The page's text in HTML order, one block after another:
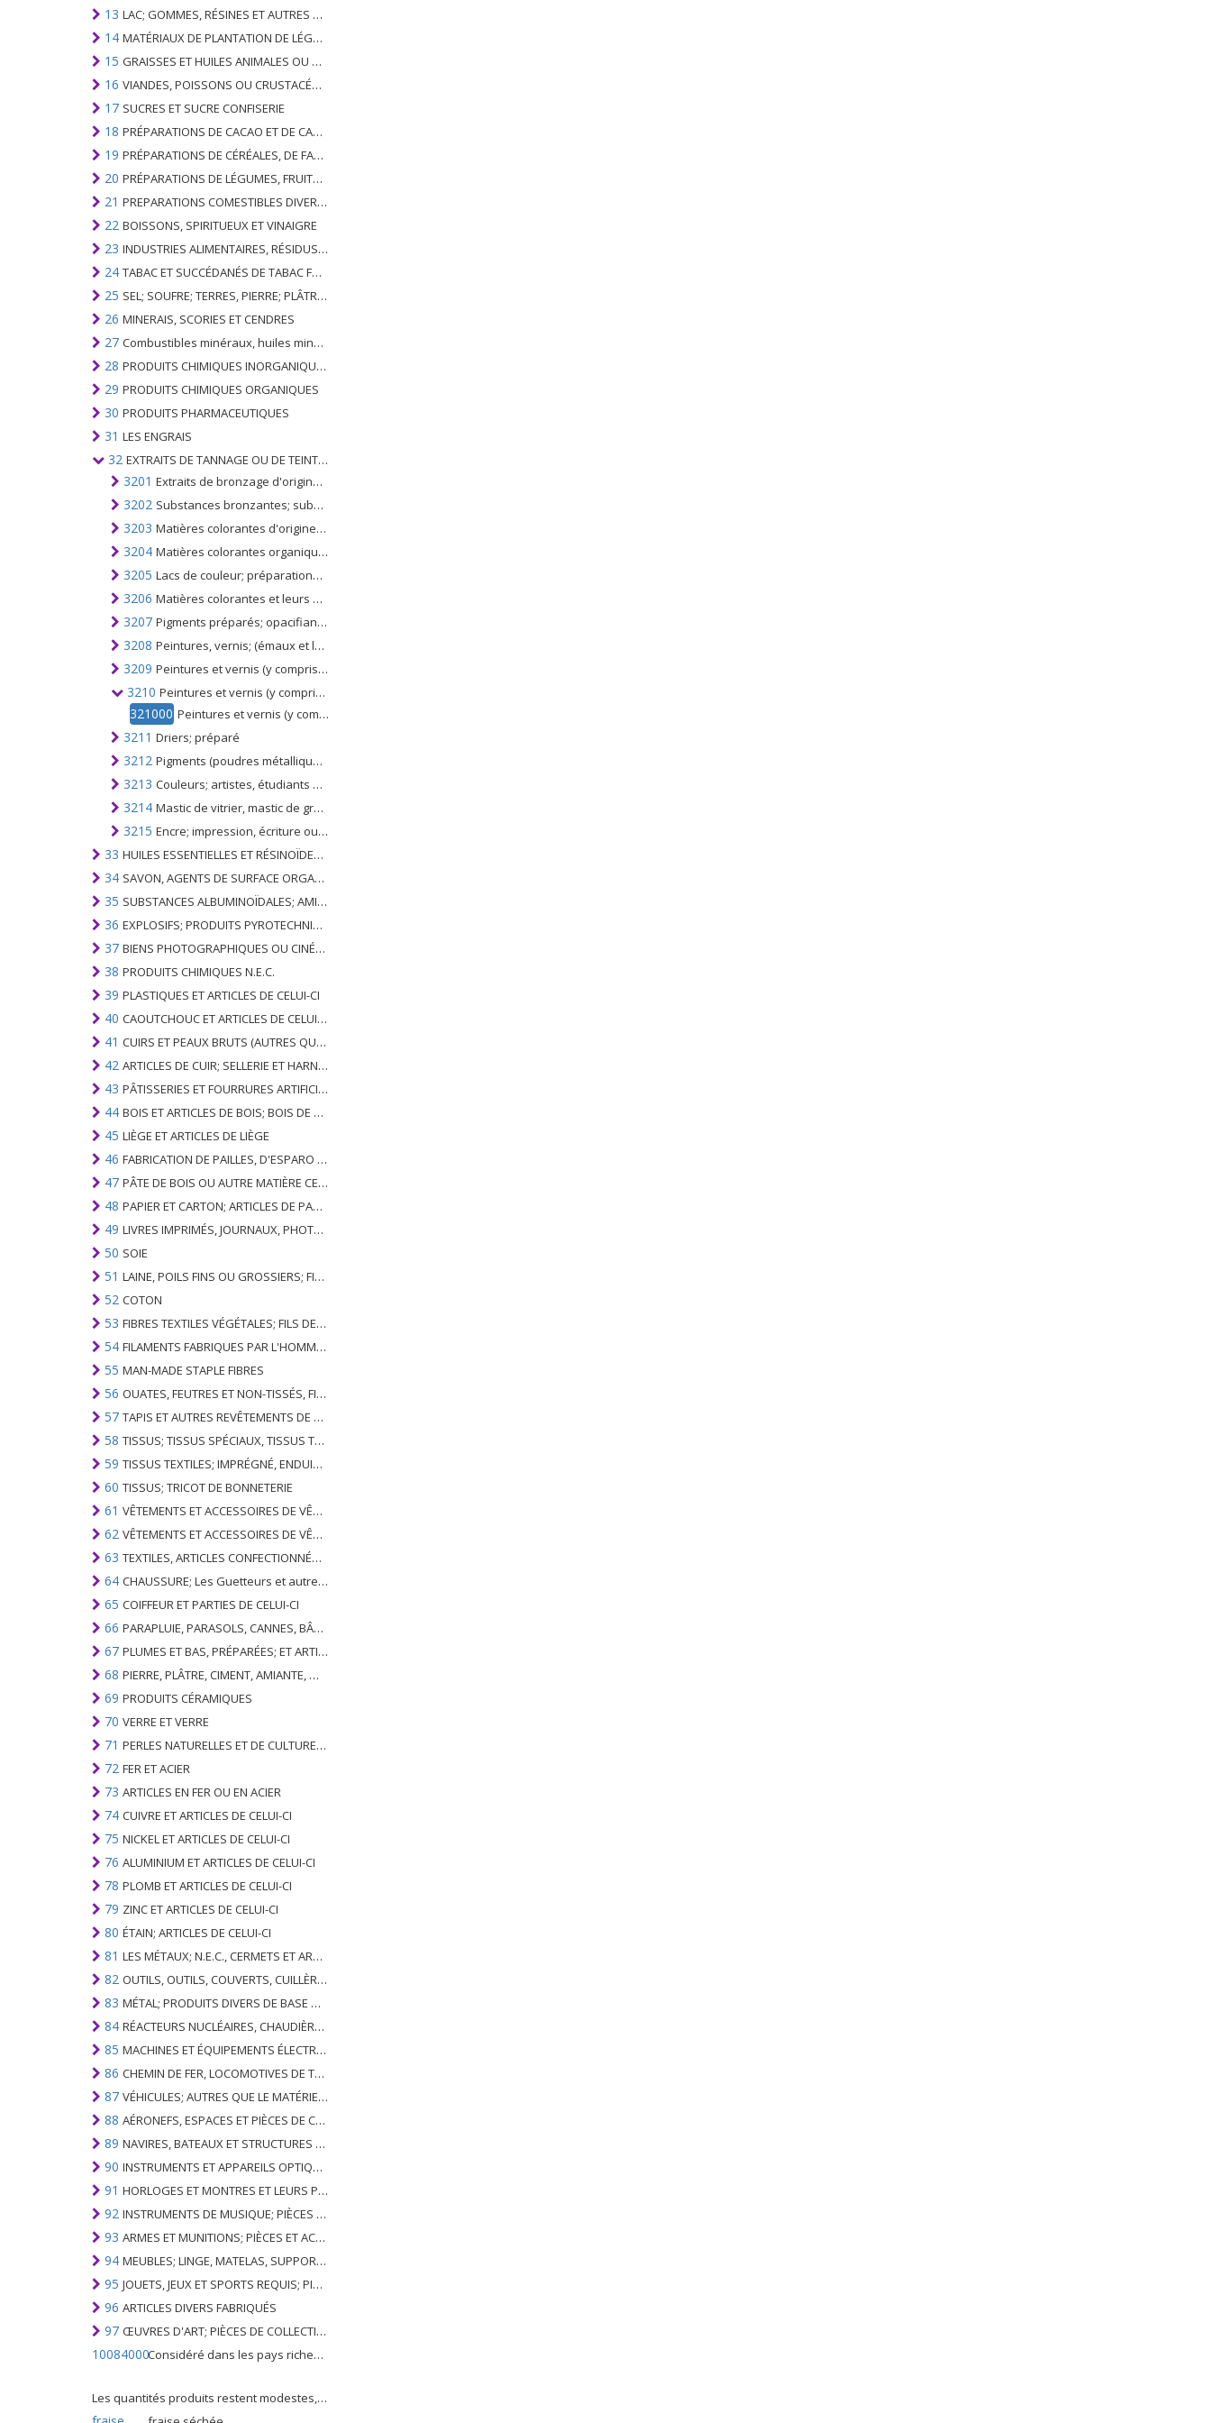
13 LAC; GOMMES, RÉSINES ET AUTRES SUCS ET EXTRAITS VÉGÉTAUX
14 MATÉRIAUX DE PLANTATION DE LÉGUMES; PRODUITS VÉGÉTAUX NON DÉNOMMÉS NI COMPRIS AILLEURS
15 GRAISSES ET HUILES ANIMALES OU VÉGÉTALES ET LEURS PRODUITS DE CLIVAGE; GRAISSES ANIMALES PRÉPARÉES; CIRES ANIMALES OU VÉGÉTALES
16 VIANDES, POISSONS OU CRUSTACÉS, MOLLUSQUES OU AUTRES INVERTÉBRÉS AQUATIQUES; PRÉPARATIONS DE CELLES-CI
17 SUCRES ET SUCRE CONFISERIE
18 PRÉPARATIONS DE CACAO ET DE CACAO
19 PRÉPARATIONS DE CÉRÉALES, DE FARINES, D'AMIDONS OU DE LAIT; PRODUITS DE PATISSERIE
20 PRÉPARATIONS DE LÉGUMES, FRUITS, NOIX OU AUTRES PARTIES DE PLANTES
21 PREPARATIONS COMESTIBLES DIVERSES
22 BOISSONS, SPIRITUEUX ET VINAIGRE
23 INDUSTRIES ALIMENTAIRES, RÉSIDUS ET DÉCHETS DE CELLES-CI; FOURRAGE ANIMAL PRÉPARÉ
24 TABAC ET SUCCÉDANÉS DE TABAC FABRIQUÉS
25 SEL; SOUFRE; TERRES, PIERRE; PLÂTRES, CHAUX ET CIMENT
26 MINERAIS, SCORIES ET CENDRES
27 Combustibles minéraux, huiles minérales et produits de leur distillation; SUBSTANCES BITUMINEUSES; CIRES MINÉRALES
28 PRODUITS CHIMIQUES INORGANIQUES; COMPOSÉS ORGANIQUES ET INORGANIQUES DE MÉTAUX PRÉCIEUX; DE MÉTAUX DES TERRES RARES, D'ÉLÉMENTS RADIOACTIFS ET D'ISOTOPES
29 PRODUITS CHIMIQUES ORGANIQUES
30 PRODUITS PHARMACEUTIQUES
31 LES ENGRAIS
32 EXTRAITS DE TANNAGE OU DE TEINTURE; TANINS ET LEURS DERIVES; COLORANTS, PIGMENTS ET AUTRES MATIERES COLORANTES; PEINTURES, VERNIS; MASTIC, AUTRES MASTIQUES; ENCRES
3201 Extraits de bronzage d'origine végétale; tanins et leurs sels, éthers, esters et autres dérivés
3202 Substances bronzantes; substances tannantes organiques ou inorganiques synthétiques; préparations tannantes contenant ou non des substances tannantes naturelles, préparations enzymatiques pour le prétannage
3203 Matières colorantes d'origine végétale ou animale (y compris les extraits de teinture, pas de noir animal); si chimiquement défini ou non; préparations à base de matières colorantes d'origine végétale ou animale
3204 Matières colorantes organiques synthétiques et préparations à base de celles-ci; les produits organiques synthétiques utilisés comme agents d'avivage fluorescents ou comme luminophores; si défini chimiquement ou non
3205 Lacs de couleur; préparations à base de laques colorées, telles que spécifiées à la note 3 du présent chapitre
3206 Matières colorantes et leurs préparations n.c.a. dans le n ° 3203, 3204, 3205; produits inorganiques, utilisés comme luminophores, même de constitution chimique définie
3207 Pigments préparés; opacifiants, couleurs, émaux vitrifiables, glaçures, engobes (engobes), lustres liquides, etc. utilisés dans l'émaillage ou l'industrie du verre; fritte de verre et poudre, granules ou flocons
3208 Peintures, vernis; (émaux et laques) à base de polymères synthétiques ou de polymères naturels chimiquement modifiés, dispersés ou dissous dans un milieu non aqueux
3209 Peintures et vernis (y compris les émaux et les laques) à base de polymères naturels synthétiques ou modifiés chimiquement, dispersés ou dissous dans un milieu aqueux
3210 Peintures et vernis (y compris les émaux, les laques et les détrempes), à l'exclusion de ceux du n °. 3209, pigments à l'eau préparés des types utilisés pour le finissage du cuir
321000 Peintures et vernis (y compris les émaux, les laques et les détrempes), pigments à l'eau préparés des types utilisés pour le finissage du cuir
3211 Driers; préparé
3212 Pigments (poudres métalliques et flocons) dispersés dans des milieux non aqueux sous forme liquide ou pâteuse, tels qu'utilisés dans la fabrication de peintures (y compris les émaux); emboutissage des feuilles, des colorants, etc dans des formes, emballage pour la vente au détail
3213 Couleurs; artistes, étudiants ou peintres d'enseignes, modifiant les teintes, les couleurs d'amusement et similaires; en tablettes, tubes, bocaux, bouteilles, poêles ou sous formes ou emballages similaires
3214 Mastic de vitrier, mastic de greffage, ciments de résine, composés de calfeutrage et autres mastics; garnitures de peintres; produits de surfaçage non réfractaires pour façades, murs intérieurs, planchers, plafonds ou similaires
3215 Encre; impression, écriture ou dessin d'encre et d'autres encres; si concentré ou non
33 HUILES ESSENTIELLES ET RÉSINOÏDES; PARFUMERIE, PRÉPARATIONS COSMÉTIQUES OU DE TOILETTE
34 SAVON, AGENTS DE SURFACE ORGANIQUES; LAVAGE, LUBRIFICATION, POLISSAGE OU PRÉPARATION À L'ÉPURATION; CIRES ARTIFICIELLES OU PRÉPARÉES, BOUGIES ET ARTICLES SIMILAIRES, PÂTES À MODÉLISER, CIRES DENTAIRES ET PRÉPARATIONS DENTAIRES À BASE DE PLÂTRE
35 SUBSTANCES ALBUMINOÏDALES; AMIDONS MODIFIÉS; GLUES; ENZYMES
36 EXPLOSIFS; PRODUITS PYROTECHNIQUES; ALLUMETTES; ALLIAGES PYROPHORIQUES; CERTAINES PRÉPARATIONS COMBUSTIBLES
37 BIENS PHOTOGRAPHIQUES OU CINÉMATOGRAPHIQUES
38 PRODUITS CHIMIQUES N.E.C.
39 PLASTIQUES ET ARTICLES DE CELUI-CI
40 CAOUTCHOUC ET ARTICLES DE CELUI-CI
41 CUIRS ET PEAUX BRUTS (AUTRES QUE PÂTEAUX) ET CUIR
42 ARTICLES DE CUIR; SELLERIE ET ​​HARNAIS; ARTICLES DE VOYAGE, SACS À MAIN ET RÉCIPIENTS ANALOGUES; ARTICLES DE GUT ANIMAL (AUTRE QUE GUT DE SOIE-VERT)
43 PÂTISSERIES ET FOURRURES ARTIFICIELLES; FABRICATION DE CELLES-CI
44 BOIS ET ARTICLES DE BOIS; BOIS DE CHARBON
45 LIÈGE ET ARTICLES DE LIÈGE
46 FABRICATION DE PAILLES, D'ESPARO OU D'AUTRES MATÉRIAUX DE COULÉE; BASKETWARE ET WICKERWORK
47 PÂTE DE BOIS OU AUTRE MATIÈRE CELLULOSIQUE FIBREUSE; PAPIER OU CARTON RÉCUPÉRÉ (DÉCHETS ET DÉCHETS)
48 PAPIER ET CARTON; ARTICLES DE PATE A PAPIER, DE PAPIER OU DE CARTON
49 LIVRES IMPRIMÉS, JOURNAUX, PHOTOS ET AUTRES PRODUITS DE L'INDUSTRIE DE L'IMPRIMERIE; MANUSCRITS, TYPESCRIPTS ET PLANS
50 SOIE
51 LAINE, POILS FINS OU GROSSIERS; FIL DE CHEVAL ET TISSU TISSÉ
52 COTON
53 FIBRES TEXTILES VÉGÉTALES; FILS DE PAPIER ET TISSUS DE FILS DE PAPIER
54 FILAMENTS FABRIQUES PAR L'HOMME; BANDES ET SIMILAIRES DE MATIERES TEXTILES SYNTHETIQUES
55 MAN-MADE STAPLE FIBRES
56 OUATES, FEUTRES ET NON-TISSÉS, FILS SPÉCIAUX; FICELLES, CORDES, CORDES, CÂBLES ET ARTICLES ASSOCIÉS
57 TAPIS ET AUTRES REVÊTEMENTS DE SOLS TEXTILES
58 TISSUS; TISSUS SPÉCIAUX, TISSUS TEXTILES TUFTED, DENTELLE, TAPISSERIES, GARNITURES, BRODERIES
59 TISSUS TEXTILES; IMPRÉGNÉ, ENDUIT, COUVERT OU LAMINÉ; ARTICLES TEXTILES D'UN TYPE ADAPTÉ À L'USAGE INDUSTRIEL
60 TISSUS; TRICOT DE BONNETERIE
61 VÊTEMENTS ET ACCESSOIRES DE VÊTEMENTS; TRICOT DE BONNETERIE
62 VÊTEMENTS ET ACCESSOIRES DE VÊTEMENTS; NON BONNETERIE
63 TEXTILES, ARTICLES CONFECTIONNÉS; SETS; VÊTEMENTS PORTÉS ET ARTICLES TEXTILES USÉS; RAGS
64 CHAUSSURE; Les Guetteurs et autres; PARTIES DE CES ARTICLES
65 COIFFEUR ET PARTIES DE CELUI-CI
66 PARAPLUIE, PARASOLS, CANNES, BÂTONNETS, FOUETS, PLANTES DE CONDUITE; ET LEURS PARTIES
67 PLUMES ET BAS, PRÉPARÉES; ET ARTICLES EN PLUME OU EN BAS; FLEURS ARTIFICIELLES; ARTICLES DE CHEVEUX HUMAINS
68 PIERRE, PLÂTRE, CIMENT, AMIANTE, MICA OU MATÉRIEL SIMILAIRE; ARTICLES DE CELUI-CI
69 PRODUITS CÉRAMIQUES
70 VERRE ET VERRE
71 PERLES NATURELLES ET DE CULTURE; PIERRES PRÉCIEUSES, SEMI-PRÉCIEUSES; MÉTAUX PRÉCIEUX, PLAQUÉS OU DOUBLÉS DE MÉTAUX PRÉCIEUX ET OUVRAGES EN CES MATIÈRES; IMITATION BIJOUTERIE; PIÈCE DE MONNAIE
72 FER ET ACIER
73 ARTICLES EN FER OU EN ACIER
74 CUIVRE ET ARTICLES DE CELUI-CI
75 NICKEL ET ARTICLES DE CELUI-CI
76 ALUMINIUM ET ARTICLES DE CELUI-CI
78 PLOMB ET ARTICLES DE CELUI-CI
79 ZINC ET ARTICLES DE CELUI-CI
80 ÉTAIN; ARTICLES DE CELUI-CI
81 LES MÉTAUX; N.E.C., CERMETS ET ARTICLES DE CELUI-CI
82 OUTILS, OUTILS, COUVERTS, CUILLÈRES ET FOURCHES DE MÉTAUX DE BASE; PARTIES DE CELLES-CI, EN METAL DE BASE
83 MÉTAL; PRODUITS DIVERS DE BASE METAL
84 RÉACTEURS NUCLÉAIRES, CHAUDIÈRES, MACHINES ET APPAREILS MÉCANIQUES; PARTIES DE CELLES-CI
85 MACHINES ET ÉQUIPEMENTS ÉLECTRIQUES ET LEURS PARTIES; ENREGISTREURS ET REPRODUCTEURS SONORES; APPAREILS D'ENREGISTREMENT OU DE REPRODUCTION DES IMAGES ET DU SON EN TÉLÉVISION, PIÈCES ET ACCESSOIRES DE TELS ARTICLES
86 CHEMIN DE FER, LOCOMOTIVES DE TRAMWAY, MATÉRIEL ROULANT ET LEURS PARTIES; RACCORDS DE CHEMIN DE FER OU DE TRAMWAY ET RACCORDS ET PIÈCES DE CELLES-CI; ÉQUIPEMENT DE SIGNALISATION DE TRAFIC MÉCANIQUE (Y COMPRIS ÉLECTRO-MÉCANIQUE) DE TOUS TYPES
87 VÉHICULES; AUTRES QUE LE MATÉRIEL ROULANT DE CHEMIN DE FER OU DE TRAMWAY, ET LEURS PIÈCES ET ACCESSOIRES
88 AÉRONEFS, ESPACES ET PIÈCES DE CELUI-CI
89 NAVIRES, BATEAUX ET STRUCTURES FLOTTANTES
90 INSTRUMENTS ET APPAREILS OPTIQUES, PHOTOGRAPHIQUES, CINÉMATOGRAPHIQUES, DE MESURE, DE CONTRÔLE, DE MÉDECINE OU DE CHIRURGIE; PIÈCES ET ACCESSOIRES
91 HORLOGES ET MONTRES ET LEURS PARTIES
92 INSTRUMENTS DE MUSIQUE; PIÈCES ET ACCESSOIRES DE TELS ARTICLES
93 ARMES ET MUNITIONS; PIÈCES ET ACCESSOIRES DE CELLES-CI
94 MEUBLES; LINGE, MATELAS, SUPPORTS DE MATELAS, COUSSINS ET AMEUBLEMENT SIMILAIRE FARCI; LAMPES ET RACCORDS D'ÉCLAIRAGE, N.E.C .; SIGNES LUMINEUSES, PLAQUES DE NOMS LUMINEUSES ET SIMILAIRES; BÂTIMENTS PRÉFABRIQUÉS
95 JOUETS, JEUX ET SPORTS REQUIS; PIÈCES ET ACCESSOIRES DE CELLES-CI
96 ARTICLES DIVERS FABRIQUÉS
97 ŒUVRES D'ART; PIÈCES DE COLLECTION ET ANTIQUITÉS
10084000Considéré dans les pays riches comme une "céréale mineure", le fonio blanc est une graminée de la famille des poaceae cultivée pour ses graines dans certaines régions d'Afrique.
Les quantités produits restent modestes, mais cette plante présente malgré tout de nombreuses qualités. Elle est utilisé dans l'alimentation humaine et entre dans la préparation de nombreuses recettes traditionnelles africaines comme le couscous, la bouillie, les boulettes, les beignets et même le pain.